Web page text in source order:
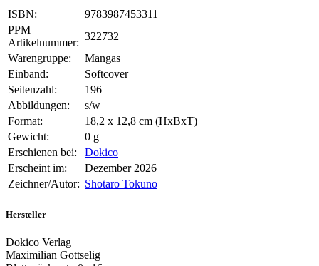
ISBN:
9783987453311
PPM
Artikelnummer:
322732
Warengruppe:
Mangas
Einband:
Softcover
Seitenzahl:
196
Abbildungen:
s/w
Format:
18,2 x 12,8 cm (HxBxT)
Gewicht:
0 g
Erschienen bei:
Dokico
Erscheint im:
Dezember 2026
Zeichner/Autor: Shotaro Tokuno
Hersteller
Dokico Verlag
Maximilian Gottselig